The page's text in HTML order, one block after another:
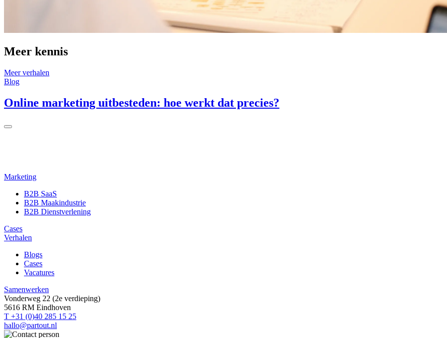
Meer kennis
Meer verhalen
Blog
Online marketing uitbesteden: hoe werkt dat precies?
Marketing
B2B SaaS
B2B Maakindustrie
B2B Dienstverlening
Cases
Verhalen
Blogs
Cases
Vacatures
Samenwerken
Vonderweg 22 (2e verdieping)
5616 RM Eindhoven
T +31 (0)40 285 15 25
hallo@partout.nl